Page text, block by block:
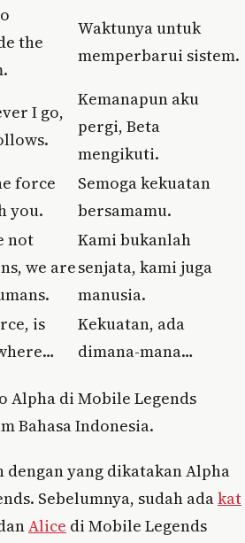
the
Waktunya untuk
memperbarui sistem.
I go,
Kemanapun aku
pergi, Beta
mengikuti.
force
you.
Semoga kekuatan
bersamamu.
not
we are
Kami bukanlah
senjata, kami juga
manusia.
is
Kekuatan, ada
dimana-mana…
Alpha di Mobile Legends
Bahasa Indonesia.
dengan yang dikatakan Alpha
Sebelumnya, sudah adakat
Alice di Mobile Legends